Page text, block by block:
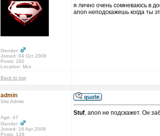
Gender:
Joined: 04 Oct 2008
Posts: 292
Location: Мск
я лично очень сомневаюсь в
anon неподскажешь когда ты
Back to top
admin
Site Admin
Age: 47
Gender:
Joined: 16 Apr 2008
Posts: 129
Stuf, anon не подскажет. Он